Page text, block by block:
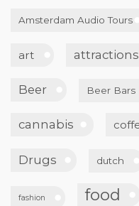
Amsterdam Audio Tours
art attractions
Beer Beer Bars
cannabis
Drugs dutch
fashion food